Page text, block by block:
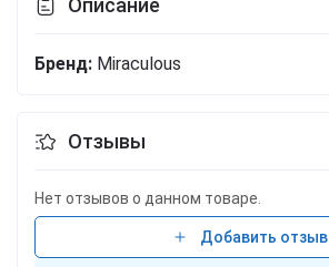
Описание
Бренд: Miraculous
Отзывы
Нет отзывов о данном товаре.
Добавить отзыв